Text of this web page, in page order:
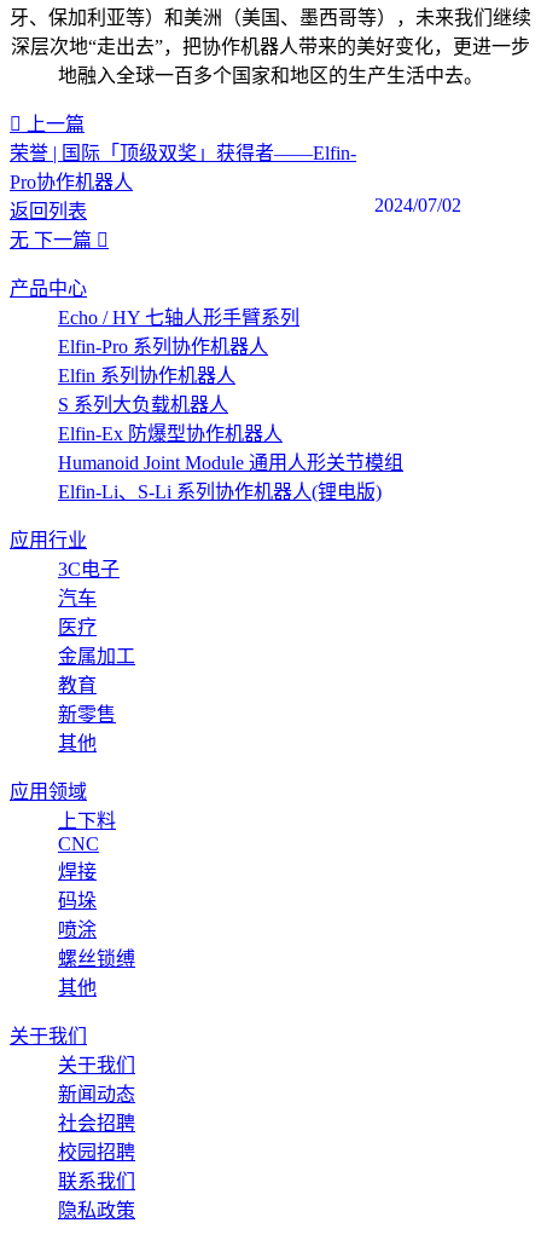
牙、保加利亚等）和美洲（美国、墨西哥等），未来我们继续
深层次地“走出去”，把协作机器人带来的美好变化，更进一步
地融入全球一百多个国家和地区的生产生活中去。
上一篇
荣誉 | 国际「顶级双奖」获得者——Elfin-
Pro协作机器人
2024/07/02
返回列表
无 下一篇
产品中心
Echo / HY 七轴人形手臂系列
Elfin-Pro 系列协作机器人
Elfin 系列协作机器人
S 系列大负载机器人
Elfin-Ex 防爆型协作机器人
Humanoid Joint Module 通用人形关节模组
Elfin-Li、S-Li 系列协作机器人(锂电版)
应用行业
3C电子
汽车
医疗
金属加工
教育
新零售
其他
应用领域
上下料
CNC
焊接
码垛
喷涂
螺丝锁缚
其他
关于我们
关于我们
新闻动态
社会招聘
校园招聘
联系我们
隐私政策